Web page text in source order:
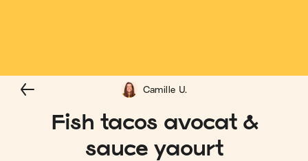
Fish tacos avocat &
sauce yaourt
Camille U.